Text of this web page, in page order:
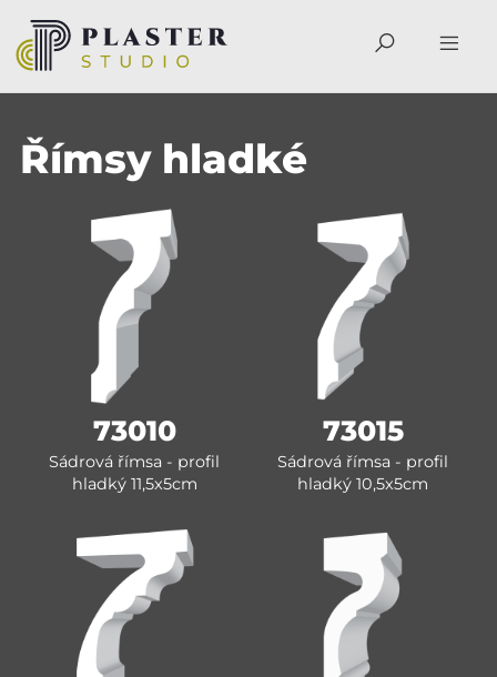
Římsy hladké
73010
Sádrová římsa - profil
hladký 11,5x5cm
73015
Sádrová římsa - profil
hladký 10,5x5cm